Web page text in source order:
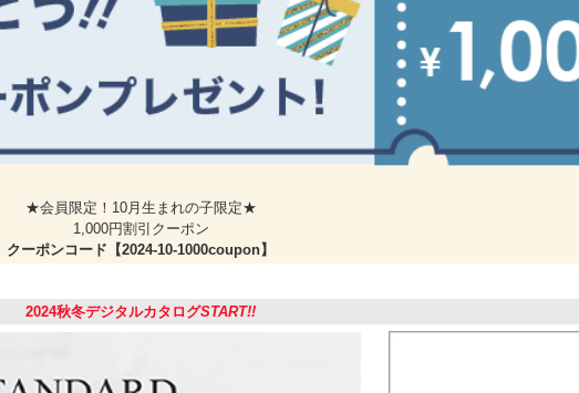
★会員限定！10月生まれの子限定★
1,000円割引クーポン
クーポンコード【2024-10-1000coupon】
2024秋冬デジタルカタログSTART!!